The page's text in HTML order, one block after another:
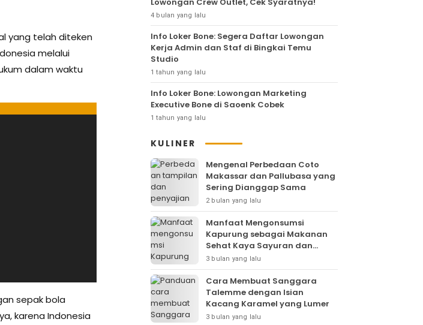
yang telah diteken
melalui
dalam waktu
sepak bola
karena Indonesia
4 bulan yang lalu
Info Loker Bone: Segera Daftar Lowongan
Kerja Admin dan Staf di Bingkai Temu
Studio
1 tahun yang lalu
Info Loker Bone: Lowongan Marketing
Executive Bone di Saoenk Cobek
1 tahun yang lalu
KULINER
Mengenal Perbedaan Coto
Makassar dan Pallubasa yang
Sering Dianggap Sama
2 bulan yang lalu
Manfaat Mengonsumsi
Kapurung sebagai Makanan
Sehat Kaya Sayuran dan
Protein
3 bulan yang lalu
Cara Membuat Sanggara
Talemme dengan Isian
Kacang Karamel yang Lumer
3 bulan yang lalu